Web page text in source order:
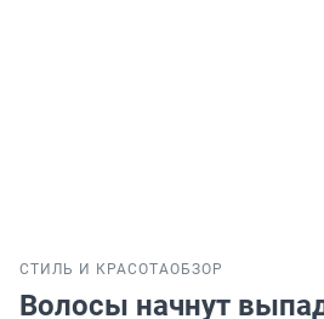
СТИЛЬ И КРАСОТАОБЗОР
Волосы начнут